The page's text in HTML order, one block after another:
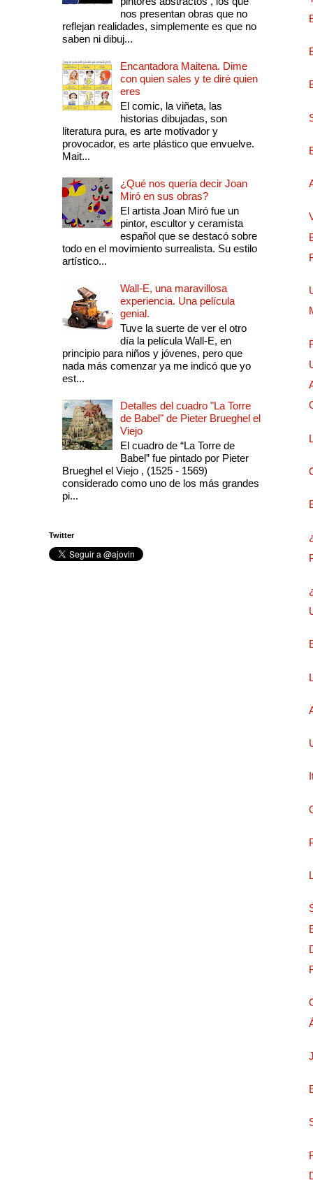
nos presentan obras que no
reflejan realidades, simplemente es que no
saben ni dibuj...
Encantadora Maitena. Dime
con quien sales y te diré quien
eres
El comic, la viñeta, las
historias dibujadas, son
literatura pura, es arte motivador y
provocador, es arte plástico que envuelve.
Mait...
¿Qué nos quería decir Joan
Miró en sus obras?
El artista Joan Miró fue un
pintor, escultor y ceramista
español que se destacó sobre
todo en el movimiento surrealista. Su estilo
artístico...
Wall-E, una maravillosa
experiencia. Una película
genial.
Tuve la suerte de ver el otro
día la película Wall-E, en
principio para niños y jóvenes, pero que
nada más comenzar ya me indicó que yo
est...
Detalles del cuadro "La Torre
de Babel" de Pieter Brueghel el
Viejo
El cuadro de “La Torre de
Babel” fue pintado por Pieter
Brueghel el Viejo , (1525 - 1569)
considerado como uno de los más grandes
pi...
Twitter